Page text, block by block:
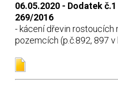
06.05.2020 - Dodatek
269/2016
- kácení dřevin rostoucích
pozemcích (p.č.892, 897 v